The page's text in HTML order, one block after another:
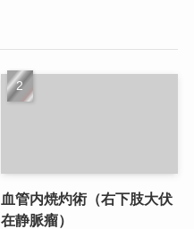
血管内焼灼術（右下肢大伏
在静脈瘤）